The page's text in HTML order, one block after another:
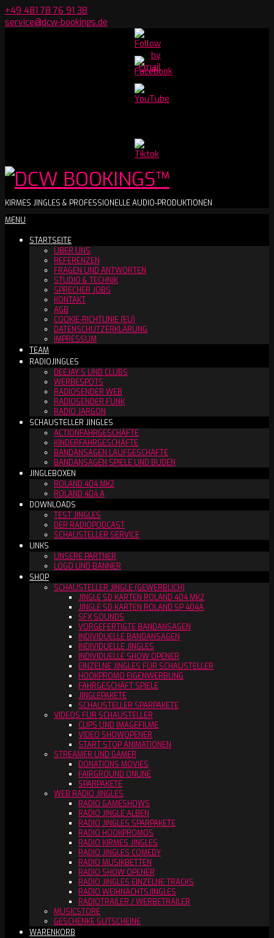
Skip
to
+49 481 78 76 91 38
service@dcw-bookings.de
Youtube
Channel
DCW
BOOKINGS™
KIRMES JINGLES & PROFESSIONELLE AUDIO-PRODUKTIONEN
Secondary
Menu
MENU
STARTSEITE
ÜBER UNS
REFERENZEN
FRAGEN UND ANTWORTEN
STUDIO & TECHNIK
SPRECHER JOBS
KONTAKT
AGB
COOKIE-RICHTLINIE (EU)
DATENSCHUTZERKLÄRUNG
IMPRESSUM
TEAM
RADIOJINGLES
DEEJAY´S UND CLUBS
WERBESPOTS
RADIOSENDER WEB
RADIOSENDER FUNK
RADIO JARGON
SCHAUSTELLER JINGLES
ACTIONFAHRGESCHÄFTE
KINDERFAHRGESCHÄFTE
BANDANSAGEN LAUFGESCHÄFTE
BANDANSAGEN SPIELE UND BUDEN
JINGLEBOXEN
ROLAND 404 MK2
ROLAND 404 A
DOWNLOADS
TEST JINGLES
DER RADIOPODCAST
SCHAUSTELLER SERVICE
LINKS
UNSERE PARTNER
LOGO UND BANNER
SHOP
SCHAUSTELLER JINGLE (GEWERBLICH)
JINGLE SD KARTEN ROLAND 404 MK2
JINGLE SD KARTEN ROLAND SP 404A
SFX SOUNDS
VORGEFERTIGTE BANDANSAGEN
INDIVIDUELLE BANDANSAGEN
INDIVIDUELLE JINGLES
INDIVIDUELLE SHOW OPENER
EINZELNE JINGLES FÜR SCHAUSTELLER
HOOKPROMO EIGENWERBUNG
FAHRGESCHÄFT SPIELE
JINGLEPAKETE
SCHAUSTELLER SPARPAKETE
VIDEOS FÜR SCHAUSTELLER
CLIPS UND IMAGEFILME
VIDEO SHOWOPENER
START STOP ANIMATIONEN
STREAMER UND GAMER
DONATIONS MOVIES
FAIRGROUND ONLINE
SPARPAKETE
WEB RADIO JINGLES
RADIO GAMESHOWS
RADIO JINGLE ALBEN
RADIO JINGLES SPARPAKETE
RADIO HOOKPROMOS
RADIO KIRMES JINGLES
RADIO JINGLES COMEDY
RADIO MUSIKBETTEN
RADIO SHOW OPENER
RADIO JINGLES EINZELNE TRACKS
RADIO WEIHNACHTSJINGLES
RADIOTRAILER / WERBETRAILER
MUSICSTORE
GESCHENKE GUTSCHEINE
WARENKORB